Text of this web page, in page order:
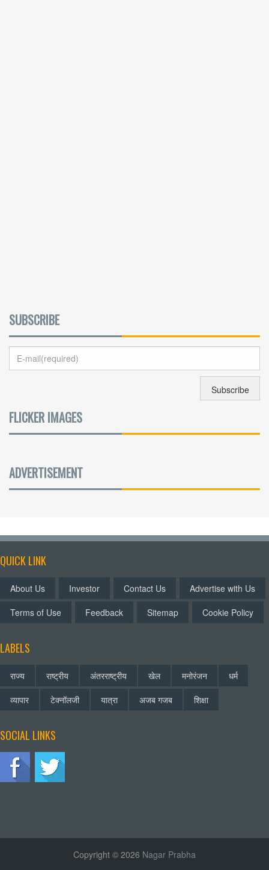
SUBSCRIBE
FLICKER IMAGES
ADVERTISEMENT
QUICK LINK
About Us Investor Contact Us
Advertise with Us
Terms of Use
Feedback Sitemap Cookie Policy
LABELS
राज्य राष्ट्रीय अंतरराष्ट्रीय खेल मनोरंजन
धर्म
व्यापार
टेक्नॉलजी यात्रा अजब गजब शिक्षा
SOCIAL LINKS
Copyright © 2026 Nagar Prabha